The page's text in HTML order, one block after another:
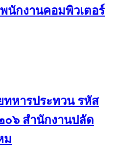
นักงานคอมพิวเตอร์
หารประทวน รหัส
๐๖ สำนักงานปลัด
ม